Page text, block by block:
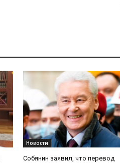
Новости
Собянин заявил, что перевод